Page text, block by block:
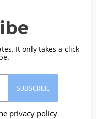
It only takes a click
privacy policy